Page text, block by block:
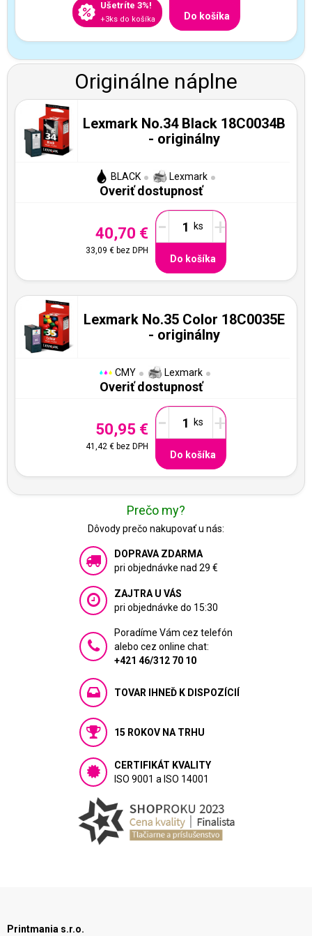
Ušetríte 3%!
+3ks do košíka Do košíka
Originálne náplne
Lexmark No.34 Black 18C0034B
- originálny
BLACK Lexmark
Overiť dostupnosť
40,70 €
33,09 € bez DPH
- +
Do košíka
Lexmark No.35 Color 18C0035E
- originálny
CMY Lexmark
Overiť dostupnosť
50,95 €
41,42 € bez DPH
- +
Do košíka
Prečo my?
Dôvody prečo nakupovať u nás:
DOPRAVA ZDARMA
pri objednávke nad 29 €
ZAJTRA U VÁS
pri objednávke do 15:30
Poradíme Vám cez telefón
alebo cez online chat:
+421 46/312 70 10
TOVAR IHNEĎ K DISPOZÍCIÍ
15 ROKOV NA TRHU
CERTIFIKÁT KVALITY
ISO 9001 a ISO 14001
Printmania s.r.o.